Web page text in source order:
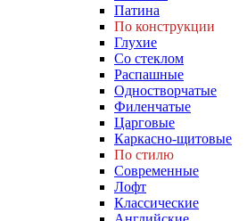
Патина
По конструкции
Глухие
Со стеклом
Распашные
Одностворчатые
Филенчатые
Царговые
Каркасно-щитовые
По стилю
Современные
Лофт
Классические